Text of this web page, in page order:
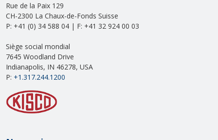
Rue de la Paix 129
CH-2300 La Chaux-de-Fonds Suisse
P: +41 (0) 34 588 04 | F: +41 32 924 00 03
Siège social mondial
7645 Woodland Drive
Indianapolis, IN 46278, USA
P: +1.317.244.1200